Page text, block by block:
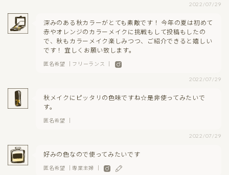
2022/07/29
深みのある秋カラーがとても素敵です！ 今年の夏は初めて
赤やオレンジのカラーメイクに挑戦もして投稿もしたの
で、秋もカラーメイク楽しみつつ、ご紹介できると嬉しい
です！ 宜しくお願い致します。
匿名希望 ｜フリーランス ｜
2022/07/29
秋メイクにピッタリの色味ですね☆是非使ってみたいで
す。
匿名希望 ｜
2022/07/29
好みの色なので使ってみたいです
匿名希望 ｜専業主婦 ｜